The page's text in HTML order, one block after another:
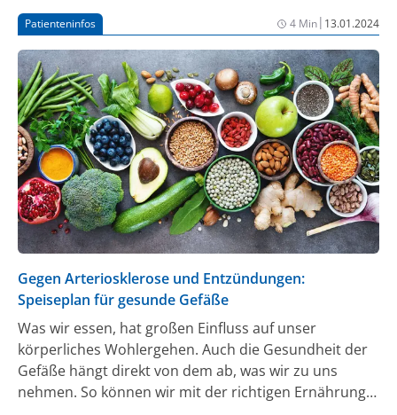
Patienteninfos 4 Min| 13.01.2024
Gegen Arteriosklerose und Entzündungen:
Speiseplan für gesunde Gefäße
Was wir essen, hat großen Einfluss auf unser
körperliches Wohlergehen. Auch die Gesundheit der
Gefäße hängt direkt von dem ab, was wir zu uns
nehmen. So können wir mit der richtigen Ernährung